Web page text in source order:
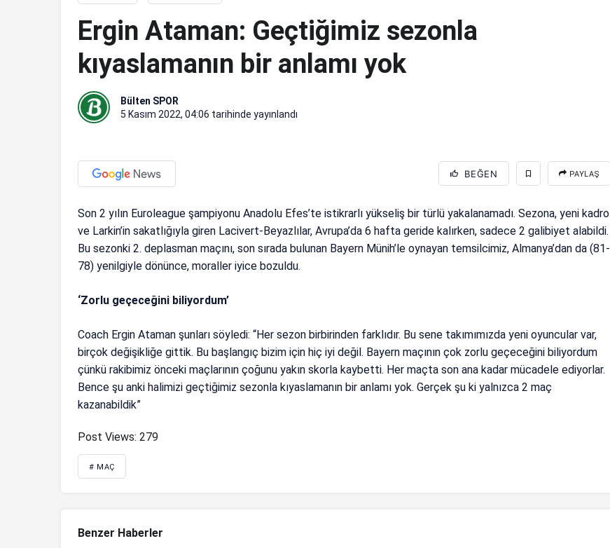
Ergin Ataman: Geçtiğimiz sezonla
kıyaslamanın bir anlamı yok
Bülten SPOR
5 Kasım 2022, 04:06 tarihinde yayınlandı
BEĞEN PAYLAŞ
Son 2 yılın Euroleague şampiyonu Anadolu Efes’te istikrarlı yükseliş bir türlü yakalanamadı. Sezona, yeni kadro
ve Larkin’in sakatlığıyla giren Lacivert-Beyazlılar, Avrupa’da 6 hafta geride kalırken, sadece 2 galibiyet alabildi.
Bu sezonki 2. deplasman maçını, son sırada bulunan Bayern Münih’le oynayan temsilcimiz, Almanya’dan da (81-
78) yenilgiyle dönünce, moraller iyice bozuldu.
‘Zorlu geçeceğini biliyordum’
Coach Ergin Ataman şunları söyledi: “Her sezon birbirinden farklıdır. Bu sene takımımızda yeni oyuncular var,
birçok değişikliğe gittik. Bu başlangıç bizim için hiç iyi değil. Bayern maçının çok zorlu geçeceğini biliyordum
çünkü rakibimiz önceki maçlarının çoğunu yakın skorla kaybetti. Her maçta son ana kadar mücadele ediyorlar.
Bence şu anki halimizi geçtiğimiz sezonla kıyaslamanın bir anlamı yok. Gerçek şu ki yalnızca 2 maç
kazanabildik”
Post Views: 279
# MAÇ
Benzer Haberler